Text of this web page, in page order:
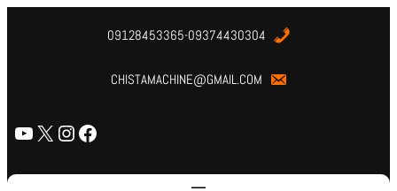
09128453365-09374430304
CHISTAMACHINE@GMAIL.COM